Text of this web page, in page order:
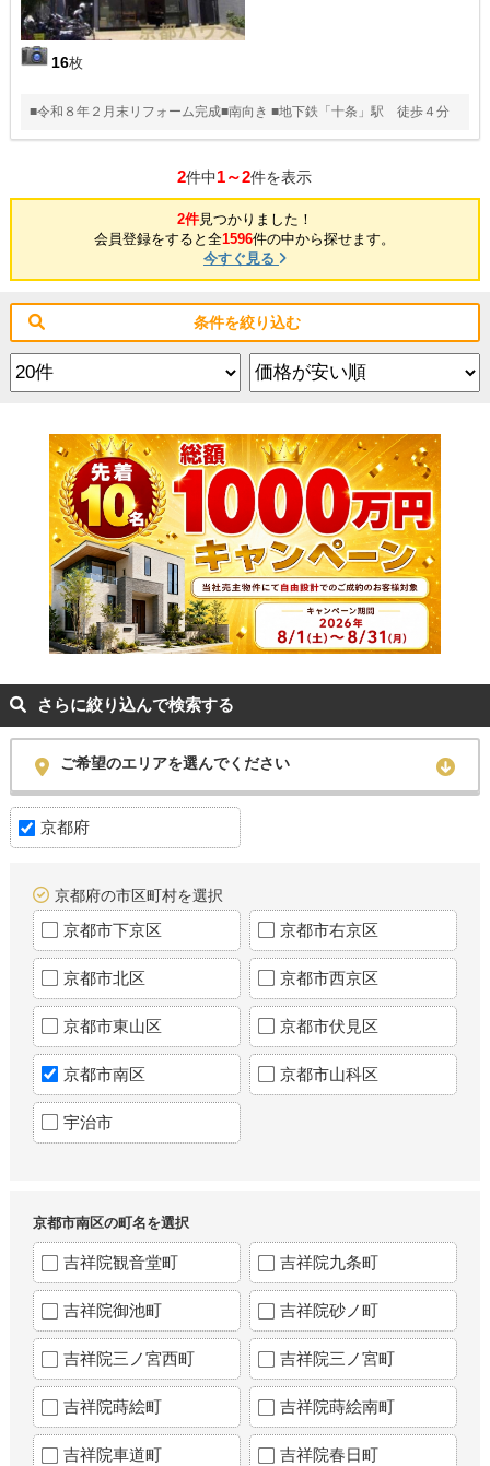
16枚
■令和８年２月末リフォーム完成■南向き ■地下鉄「十条」駅 徒歩４分
2件中1～2件を表示
2件見つかりました！
会員登録をすると全1596件の中から探せます。
今すぐ見る
条件を絞り込む
さらに絞り込んで検索する
ご希望のエリアを選んでください
京都府
京都府の市区町村を選択
京都市下京区 京都市右京区
京都市北区 京都市西京区
京都市東山区 京都市伏見区
京都市南区 京都市山科区
宇治市
京都市南区の町名を選択
吉祥院観音堂町 吉祥院九条町
吉祥院御池町 吉祥院砂ノ町
吉祥院三ノ宮西町 吉祥院三ノ宮町
吉祥院蒔絵町 吉祥院蒔絵南町
吉祥院車道町 吉祥院春日町